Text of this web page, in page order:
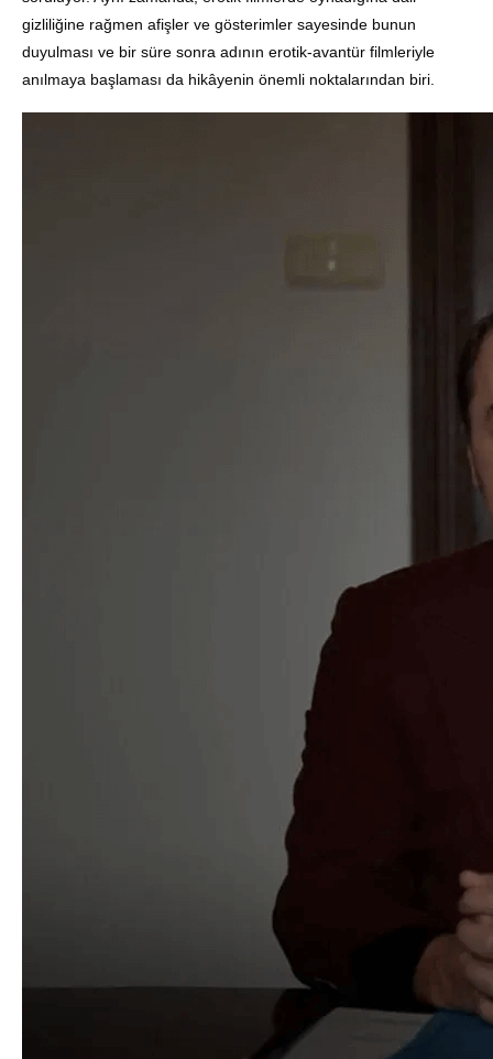
gizliliğine rağmen afişler ve gösterimler sayesinde bunun
duyulması ve bir süre sonra adının erotik-avantür filmleriyle
anılmaya başlaması da hikâyenin önemli noktalarından biri.